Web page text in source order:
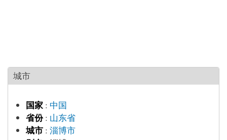
城市
国家 : 中国
省份: 山东省
城市 : 淄博市